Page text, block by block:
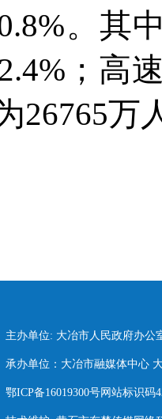
。其
；高
26765万
主办单位: 大冶市人民政府办公
承办单位：大冶市融媒体中心
鄂ICP备16019300号网站标识码